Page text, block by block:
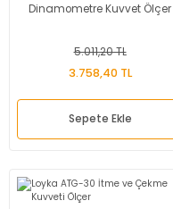
Dinamometre Kuvvet Ölçer
5.011,20 TL
3.758,40 TL
Sepete Ekle